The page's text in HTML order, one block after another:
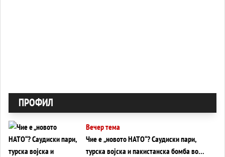
ПРОФИЛ
Вечер тема
Чие е „новото НАТО“? Саудиски пари,
турска војска и пакистанска бомба во